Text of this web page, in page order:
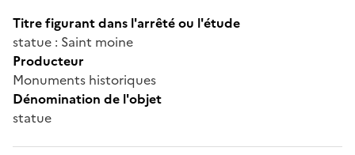
Titre figurant dans l'arrêté ou l'étude
statue : Saint moine
Producteur
Monuments historiques
Dénomination de l'objet
statue